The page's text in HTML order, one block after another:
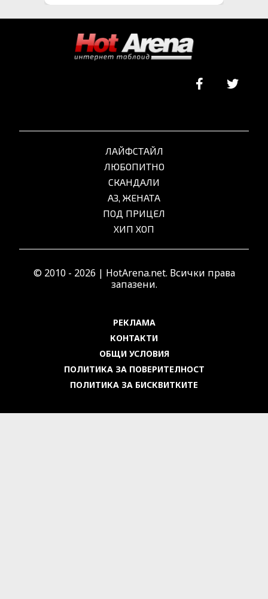
ЛАЙФСТАЙЛ
ЛЮБОПИТНО
СКАНДАЛИ
АЗ, ЖЕНАТА
ПОД ПРИЦЕЛ
ХИП ХОП
© 2010 - 2026 | HotArena.net. Всички права
запазени.
РЕКЛАМА
КОНТАКТИ
ОБЩИ УСЛОВИЯ
ПОЛИТИКА ЗА ПОВЕРИТЕЛНОСТ
ПОЛИТИКА ЗА БИСКВИТКИТЕ